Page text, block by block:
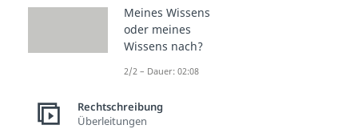
Meines Wissens
oder meines
Wissens nach?
2/2 – Dauer: 02:08
Rechtschreibung
Überleitungen